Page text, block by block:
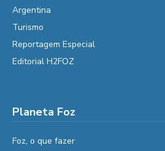
Argentina
Turismo
Reportagem Especial
Editorial H2FOZ
Planeta Foz
Foz, o que fazer